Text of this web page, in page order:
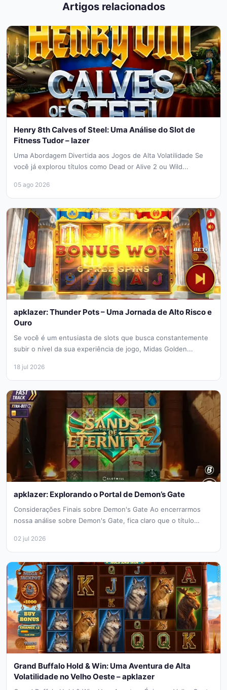
Artigos relacionados
Henry 8th Calves of Steel: Uma Análise do Slot de
Fitness Tudor – lazer
Uma Abordagem Divertida aos Jogos de Alta Volatilidade Se
você já explorou títulos como Dead or Alive 2 ou Wild...
05 ago 2026
apklazer: Thunder Pots – Uma Jornada de Alto Risco e
Ouro
Se você é um entusiasta de slots que busca constantemente
subir o nível da sua experiência de jogo, Midas Golden...
18 jul 2026
apklazer: Explorando o Portal de Demon’s Gate
Considerações Finais sobre Demon's Gate Ao encerrarmos
nossa análise sobre Demon's Gate, fica claro que o título
02 jul 2026
Grand Buffalo Hold & Win: Uma Aventura de Alta
Volatilidade no Velho Oeste – apklazer